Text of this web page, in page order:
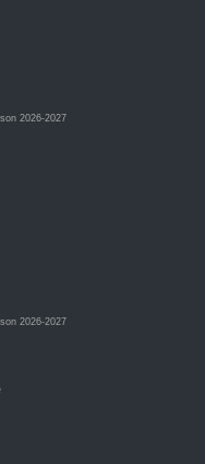
2026-2027
2026-2027